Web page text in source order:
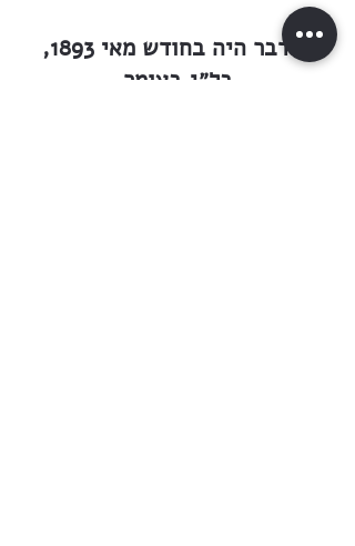
״הדבר היה בחודש מאי 1893,
בל״ג בעומר